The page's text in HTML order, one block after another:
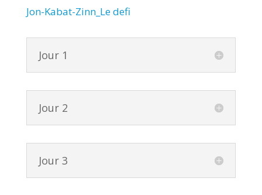
Jon-Kabat-Zinn_Le defi
Jour 1
Jour 2
Jour 3